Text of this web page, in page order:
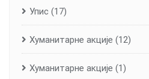
Упис (17)
Хуманитарне aкције (12)
Хуманитарне акције (1)